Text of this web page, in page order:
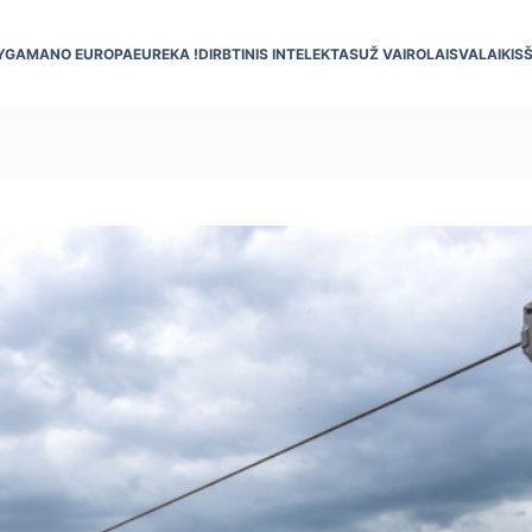
MANO EUROPAEUREKA !DIRBTINIS INTELEKTASUŽ VAIROLAISVALAIKIS